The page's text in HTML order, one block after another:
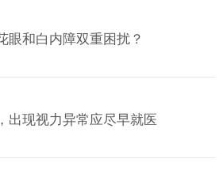
眼和白内障双重困扰？
出现视力异常应尽早就医